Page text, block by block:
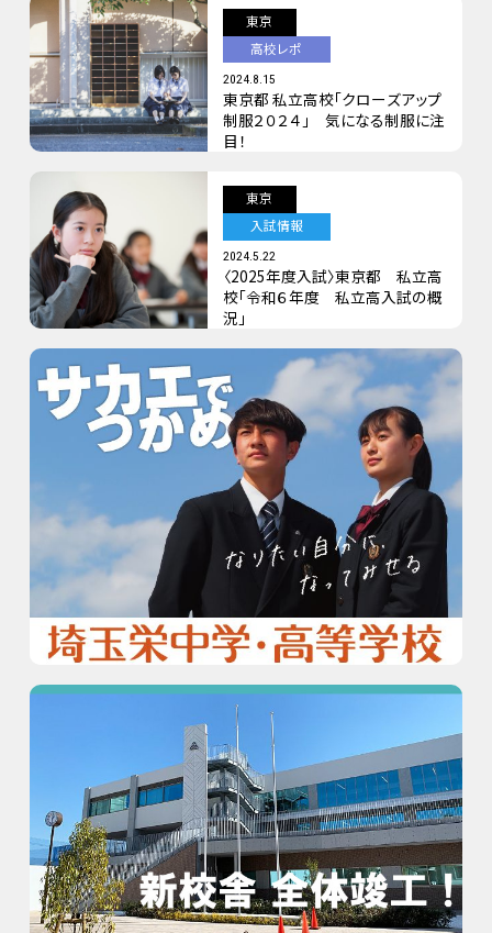
東京
高校レポ
2024.8.15
東京都 私立高校「クローズアップ
制服２０２４」 気になる制服に注
目！
東京
入試情報
2024.5.22
〈2025年度入試〉東京都 私立高
校「令和６年度 私立高入試の概
況」